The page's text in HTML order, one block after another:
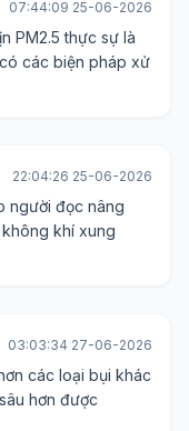
07:44:09 25-06-2026
PM2.5 thực sự là
các biện pháp xử
22:04:26 25-06-2026
người đọc nâng
khí xung
03:03:34 27-06-2026
các loại bụi khác
hơn được